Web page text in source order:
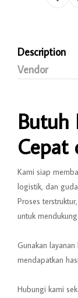
Description
Vendor
Butuh
Cepat
Kami siap
logistik, dan
Proses
untuk
Gunakan
mendapatkan
Hubungi kami